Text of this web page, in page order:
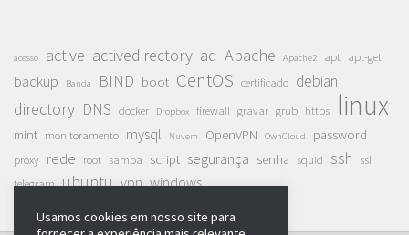
acesso active activedirectory ad Apache Apache2 apt apt-get
backup Banda BIND boot CentOS certificado debian
directory DNS docker Dropbox firewall gravar grub https linux
mint monitoramento mysql Nuvem OpenVPN OwnCloud password
proxy rede root samba script segurança senha squid ssh ssl
telegram ubuntu vpn windows
Usamos cookies em nosso site para